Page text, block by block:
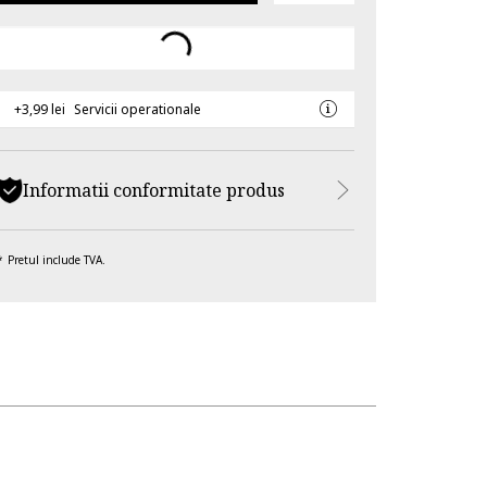
+3,99 lei Servicii operationale
Informatii conformitate produs
Pretul include TVA.